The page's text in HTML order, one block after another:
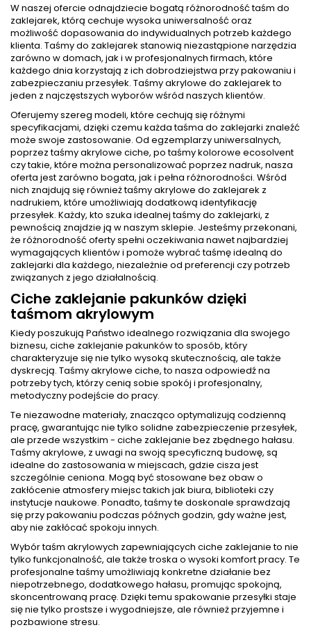
W naszej ofercie odnajdziecie bogatą różnorodność taśm do
zaklejarek, którą cechuje wysoka uniwersalność oraz
możliwość dopasowania do indywidualnych potrzeb każdego
klienta. Taśmy do zaklejarek stanowią niezastąpione narzędzia
zarówno w domach, jak i w profesjonalnych firmach, które
każdego dnia korzystają z ich dobrodziejstwa przy pakowaniu i
zabezpieczaniu przesyłek. Taśmy akrylowe do zaklejarek to
jeden z najczęstszych wyborów wśród naszych klientów.
Oferujemy szereg modeli, które cechują się różnymi
specyfikacjami, dzięki czemu każda taśma do zaklejarki znaleźć
może swoje zastosowanie. Od egzemplarzy uniwersalnych,
poprzez taśmy akrylowe ciche, potaśmy kolorowe ecosolvent
czy takie, które można personalizować poprzez nadruk, nasza
oferta jest zarówno bogata, jak i pełna różnorodności. Wśród
nich znajdują się również taśmy akrylowe do zaklejarek z
nadrukiem, które umożliwiają dodatkową identyfikację
przesyłek. Każdy, kto szuka idealnej taśmy do zaklejarki, z
pewnością znajdzie ją w naszym sklepie. Jesteśmy przekonani,
że różnorodność oferty spełni oczekiwania nawet najbardziej
wymagających klientów i pomoże wybrać taśmę idealną do
zaklejarki dla każdego, niezależnie od preferencji czy potrzeb
związanych z jego działalnością.
Ciche zaklejanie pakunków dzięki
taśmom akrylowym
Kiedy poszukują Państwo idealnego rozwiązania dla swojego
biznesu, ciche zaklejanie pakunków to sposób, który
charakteryzuje się nie tylko wysoką skutecznością, ale także
dyskrecją. Taśmy akrylowe ciche, to nasza odpowiedź na
potrzeby tych, którzy cenią sobie spokój i profesjonalny,
metodyczny podejście do pracy.
Te niezawodne materiały, znacząco optymalizują codzienną
pracę, gwarantując nie tylko solidne zabezpieczenie przesyłek,
ale przede wszystkim - ciche zaklejanie bez zbędnego hałasu.
Taśmy akrylowe, z uwagi na swoją specyficzną budowę, są
idealne do zastosowania w miejscach, gdzie cisza jest
szczególnie ceniona. Mogą być stosowane bez obaw o
zakłócenie atmosfery miejsc takich jak biura, biblioteki czy
instytucje naukowe. Ponadto, taśmy te doskonale sprawdzają
się przy pakowaniu podczas późnych godzin, gdy ważne jest,
aby nie zakłócać spokoju innych.
Wybór taśm akrylowych zapewniających ciche zaklejanie to nie
tylko funkcjonalność, ale także troska o wysoki komfort pracy. Te
profesjonalne taśmy umożliwiają konkretne działanie bez
niepotrzebnego, dodatkowego hałasu, promując spokojną,
skoncentrowaną pracę. Dzięki temu spakowanie przesyłki staje
się nie tylko prostsze i wygodniejsze, ale również przyjemne i
pozbawione stresu.